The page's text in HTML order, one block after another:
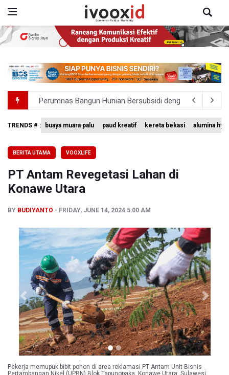
Perumnas Bangun Hunian Bersubsidi dengan Konsep
Bank Indonesia Sebut Cadangan Devisa Akhir Juli
Pendakian Gunung Gede Pangrango Ditutup karena
Menkomdigi Sebut Kehadiran AI Factory Perkuat Posisi
TRENDS # : buaya muara palu paud kreatif kereta bekasi alumina
BERITA UTAMA VOOXLIFE
PT Antam Revegetasi Lahan di
Konawe Utara
BY BUDIYANTO FRIDAY, JUNE 14, 2024 5:00 AM
Previous Next
Pekerja memupuk bibit pohon di area reklamasi PT Antam Unit Bisnis